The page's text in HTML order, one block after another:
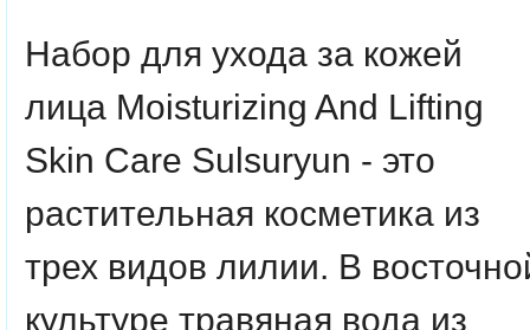
Набор для ухода за кожей
лица Moisturizing And Lifting
Skin Care Sulsuryun - это
растительная косметика из
трех видов лилии. В
культуре травяная вода из